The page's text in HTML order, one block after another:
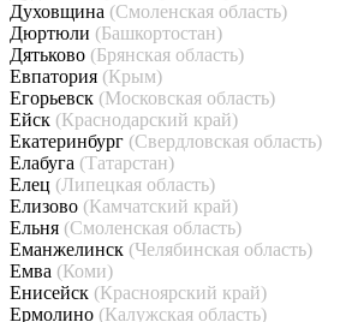
Духовщина (Смоленская область)
Дюртюли (Башкортостан)
Дятьково (Брянская область)
Евпатория (Крым)
Егорьевск (Московская область)
Ейск (Краснодарский край)
Екатеринбург (Свердловская область)
Елабуга (Татарстан)
Елец (Липецкая область)
Елизово (Камчатский край)
Ельня (Смоленская область)
Еманжелинск (Челябинская область)
Емва (Коми)
Енисейск (Красноярский край)
Ермолино (Калужская область)